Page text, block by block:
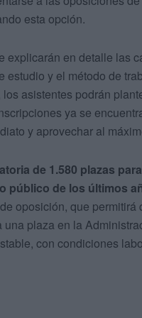
esta opción.
explicarán en detalle las
estudio y el método de
asistentes podrán
ya se
y aprovechar al
de 1.580 plazas
público de los últimos
oposición, que
una plaza en la
con condiciones